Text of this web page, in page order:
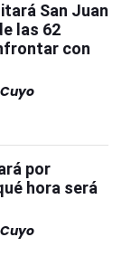
San Juan
las 62
con
por
hora será